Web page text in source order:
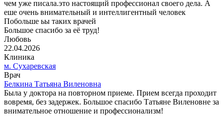
чем уже писала.это настоящий профессионал своего дела. А
еше очень внимательный и интеллигентный человек
Побольше ьы таких врачей
Большое спасибо за её труд!
Любовь
22.04.2026
Клиника
м. Сухаревская
Врач
Белкина Татьяна Виленовна
Была у доктора на повторном приеме. Прием всегда проходит
вовремя, без задержек. Большое спасибо Татьяне Виленовне за
внимательное отношение и профессионализм!